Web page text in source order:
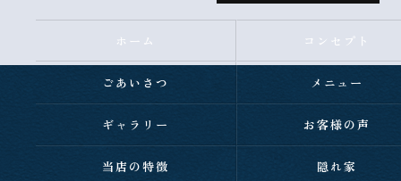
ホーム コンセプト
ごあいさつ メニュー
ギャラリー お客様の声
当店の特徴 隠れ家